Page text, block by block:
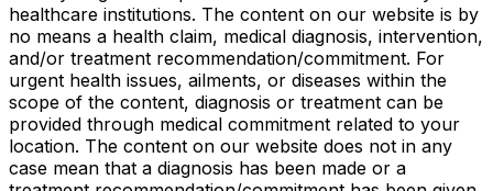
healthcare institutions. The content on our website is by
no means a health claim, medical diagnosis, intervention,
and/or treatment recommendation/commitment. For
urgent health issues, ailments, or diseases within the
scope of the content, diagnosis or treatment can be
provided through medical commitment related to your
location. The content on our website does not in any
case mean that a diagnosis has been made or a